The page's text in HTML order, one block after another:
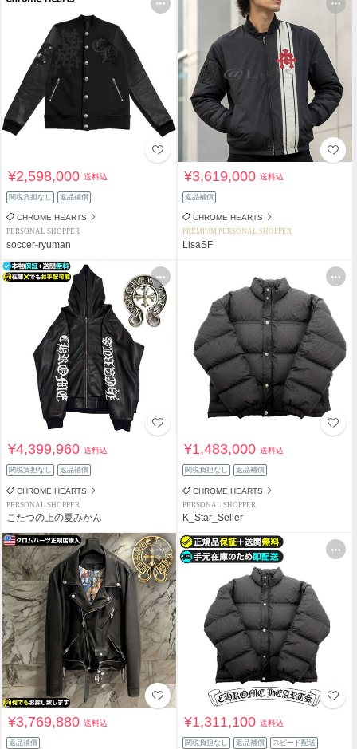
¥2,598,000送料込
関税負担なし 返品補償
CHROME HEARTS
PERSONAL SHOPPER
soccer-ryuman
¥3,619,000送料込
返品補償
CHROME HEARTS
PREMIUM PERSONAL SHOPPER
LisaSF
¥4,399,960送料込
関税負担なし 返品補償
CHROME HEARTS
PERSONAL SHOPPER
こたつの上の夏みかん
¥1,483,000送料込
関税負担なし 返品補償
CHROME HEARTS
PERSONAL SHOPPER
K_Star_Seller
¥3,769,880送料込
返品補償
¥1,311,100送料込
関税負担なし 返品補償 スピード配送